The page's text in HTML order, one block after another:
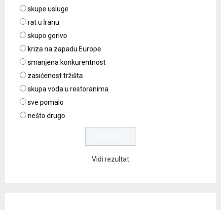
skupe usluge
rat u Iranu
skupo gorivo
kriza na zapadu Europe
smanjena konkurentnost
zasićenost tržišta
skupa voda u restoranima
sve pomalo
nešto drugo
Vidi rezultat